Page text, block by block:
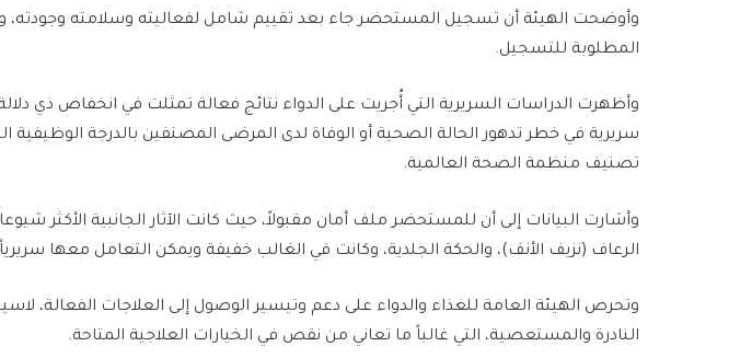
وأوضحت الهيئة أن تسجيل المستحضر جاء بعد تقييم شامل لفعاليته وسلامته وجودته،
المطلوبة للتسجيل.
وأظهرت الدراسات السريرية التي أُجريت على الدواء نتائج فعالة تمثلت في انخفاض ذي
سريرية في خطر تدهور الحالة الصحية أو الوفاة لدى المرضى المصنفين بالدرجة الوظيفية
تصنيف منظمة الصحة العالمية.
وأشارت البيانات إلى أن للمستحضر ملف أمان مقبولاً، حيث كانت الآثار الجانبية الأكثر
الرعاف (نزيف الأنف)، والحكة الجلدية، وكانت في الغالب خفيفة ويمكن التعامل معها
وتحرص الهيئة العامة للغذاء والدواء على دعم وتيسير الوصول إلى العلاجات الفعالة،
النادرة والمستعصية، التي غالباً ما تعاني من نقص في الخيارات العلاجية المتاحة.